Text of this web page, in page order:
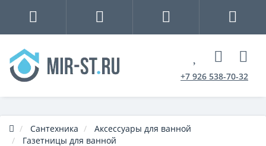
+7 926 538-70-32
Сантехника
Аксессуары для ванной
Газетницы для ванной